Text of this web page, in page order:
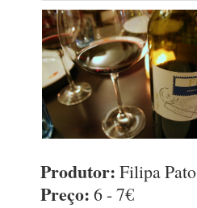
Produtor: Filipa Pato
Preço: 6 - 7€